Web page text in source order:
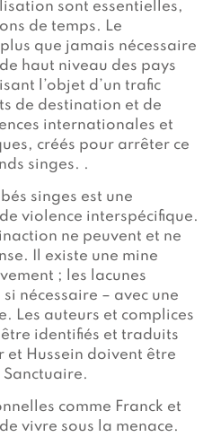
sont essentielles,
de temps. Le
que jamais nécessaire
haut niveau des pays
l’objet d’un trafic
de destination et de
internationales et
créés pour arrêter ce
singes. .
singes est une
violence interspécifique.
ne peuvent et ne
Il existe une mine
; les lacunes
nécessaire – avec une
Les auteurs et complices
identifiés et traduits
et Hussein doivent être
comme Franck et
vivre sous la menace.